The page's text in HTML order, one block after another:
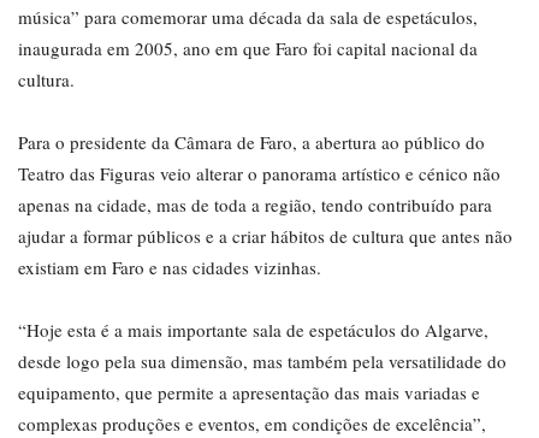
música” para comemorar uma década da sala de espetáculos,
inaugurada em 2005, ano em que Faro foi capital nacional da
cultura.
Para o presidente da Câmara de Faro, a abertura ao público do
Teatro das Figuras veio alterar o panorama artístico e cénico não
apenas na cidade, mas de toda a região, tendo contribuído para
ajudar a formar públicos e a criar hábitos de cultura que antes não
existiam em Faro e nas cidades vizinhas.
“Hoje esta é a mais importante sala de espetáculos do Algarve,
desde logo pela sua dimensão, mas também pela versatilidade do
equipamento, que permite a apresentação das mais variadas e
complexas produções e eventos, em condições de excelência”,